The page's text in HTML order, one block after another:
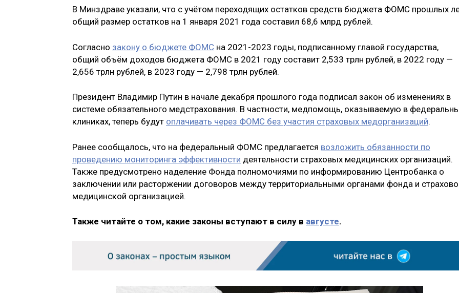
В Минздраве указали, что с учётом переходящих остатков средств бюджета ФОМС прошлых
общий размер остатков на 1 января 2021 года составил 68,6 млрд рублей.
Согласно закону о бюджете ФОМС на 2021-2023 годы, подписанному главой государства,
общий объём доходов бюджета ФОМС в 2021 году составит 2,533 трлн рублей, в 2022 году —
2,656 трлн рублей, в 2023 году — 2,798 трлн рублей.
Президент Владимир Путин в начале декабря прошлого года подписал закон об изменениях в
системе обязательного медстрахования. В частности, медпомощь, оказываемую в
клиниках, теперь будут оплачивать через ФОМС без участия страховых медорганизаций.
Ранее сообщалось, что на федеральный ФОМС предлагается возложить обязанности по
проведению мониторинга эффективности деятельности страховых медицинских организаций.
Также предусмотрено наделение Фонда полномочиями по информированию Центробанка о
заключении или расторжении договоров между территориальными органами фонда и
медицинской организацией.
Также читайте о том, какие законы вступают в силу в августе.